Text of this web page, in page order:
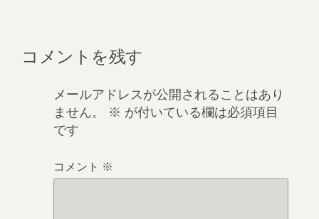
コメントを残す
メールアドレスが公開されることはあり
ません。
※ が付いている欄は必須項目
です
コメント ※